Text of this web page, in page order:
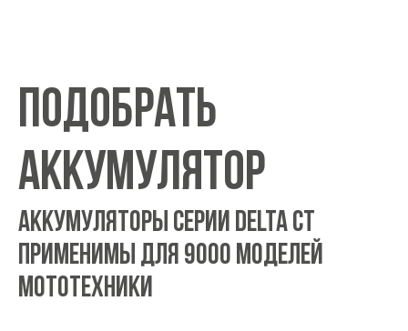
ПОДОБРАТЬ
АККУМУЛЯТОР
АККУМУЛЯТОРЫ СЕРИИ DELTA CT
ПРИМЕНИМЫ ДЛЯ 9000 МОДЕЛЕЙ
МОТОТЕХНИКИ